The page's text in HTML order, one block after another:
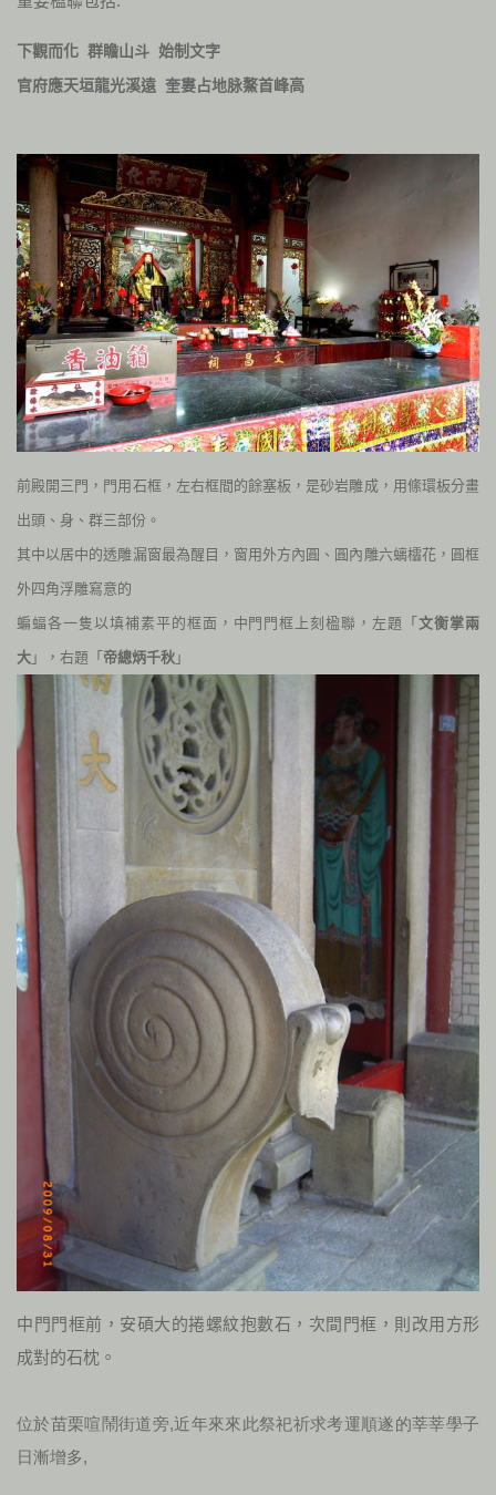
下觀而化 群瞻山斗 始制文字
官府應天垣龍光溪遠 奎婁占地脉鰲首峰高
前殿開三門，門用石框，左右框間的餘塞板，是砂岩雕成，用絛環板分畫
出頭、身、群三部份。
其中以居中的透雕漏窗最為醒目，窗用外方內圓、圓內雕六螭櫺花，圓框
外四角浮雕寫意的
蝙蝠各一隻以填補素平的框面，中門門框上刻楹聯，左題「文衡掌兩
大 」，右題「 帝總炳千秋 」
中門門框前，安碩大的捲螺紋抱數石，次間門框，則改用方形
成對的石枕。
位於苗栗喧鬧街道旁,近年來來此祭祀祈求考運順遂的莘莘學子
日漸增多,